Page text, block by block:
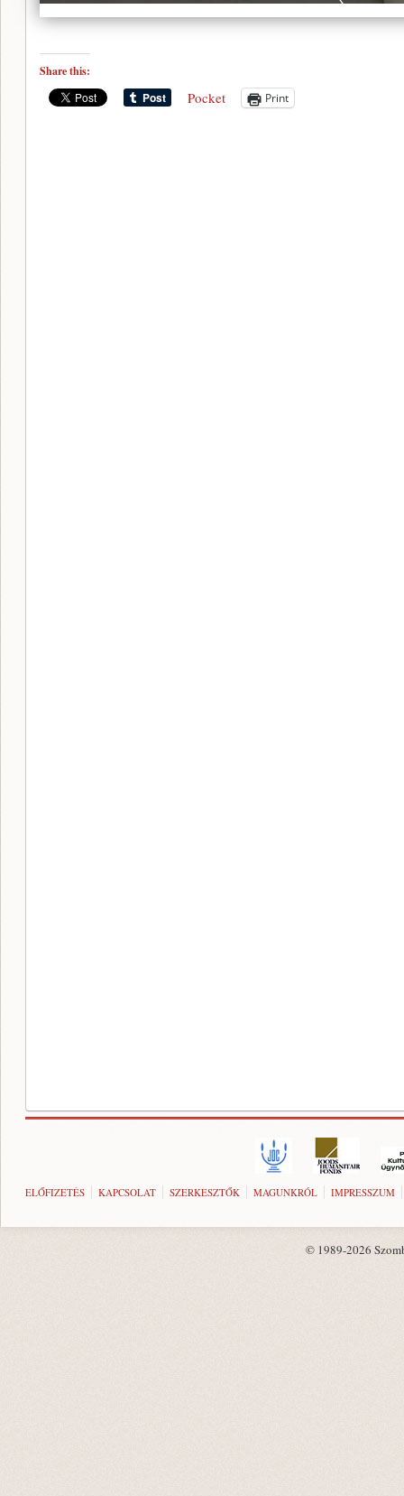
Share this:
Pocket Print
ELŐFIZETÉS KAPCSOLAT SZERKESZTŐK MAGUNKRÓL IMPRESSZUM
© 1989-2026